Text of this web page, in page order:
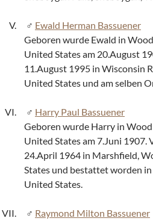
Ewald Herman Bassuener
Geboren wurde Ewald in
United States am 20.August
11.August 1995 in Wisconsin
United States und am selben
Harry Paul Bassuener
Geboren wurde Harry in
United States am 7.Juni 1907.
24.April 1964 in Marshfield,
States und bestattet worden
United States.
Raymond Milton Bassuener